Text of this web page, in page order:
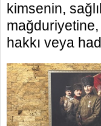
kimsenin,
hakkı veya